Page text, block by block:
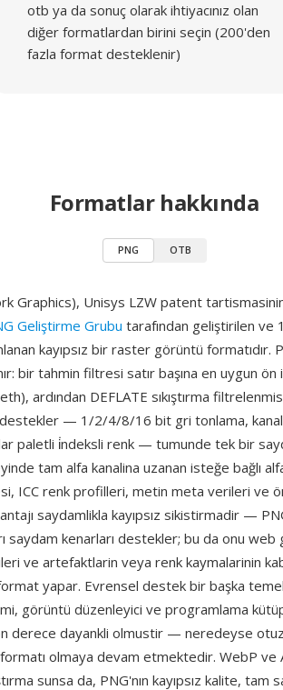
otb ya da sonuç olarak ihtiyacınız olan
diğer formatlardan birini seçin (200'den
fazla format desteklenir)
Formatlar hakkında
PNG OTB
Graphics), Unisys LZW patent
Geliştirme Grubu tarafından geliştirilen ve
kayıpsız bir raster görüntü formatıdır.
bir tahmin filtresi satır başına en uygun
ardından DEFLATE sıkıştırma
destekler — 1/2/4/8/16 bit gri tonlama,
paletli i̇ndeksli renk — tumunde tek bir
tam alfa kanalina uzanan isteğe bağlı
ICC renk profilleri, metin meta verileri ve
saydamlikla kayıpsız sikistirmadir —
saydam kenarları destekler; bu da onu
ve artefaktlarin veya renk kaymalarinin
yapar. Evrensel destek bir başka
görüntü düzenleyici ve programlama
derece dayankli olmustir — neredeyse otuz
olmaya devam etmektedir. WebP ve
sunsa da, PNG'nın kayıpsız kalite, tam